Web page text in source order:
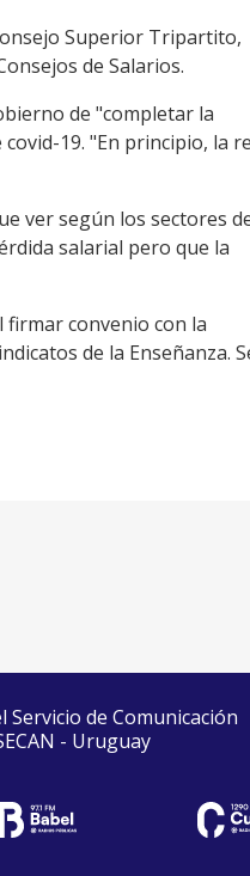
Superior Tripartito,
de Salarios.
de "completar la
19. "En principio, la
ver según los sectores
salarial pero que la
convenio con la
de la Enseñanza.
de Comunicación
- Uruguay